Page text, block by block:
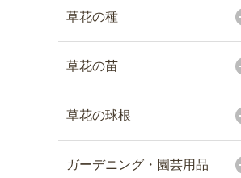
草花の種
草花の苗
草花の球根
ガーデニング・園芸用品